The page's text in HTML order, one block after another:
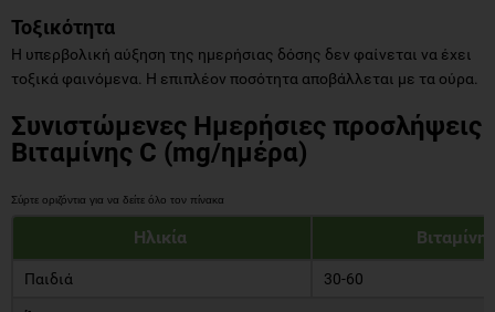
Τοξικότητα
Η υπερβολική αύξηση της ημερήσιας δόσης δεν φαίνεται να έχει
τοξικά φαινόμενα. Η επιπλέον ποσότητα αποβάλλεται με τα ούρα.
Συνιστώμενες Ημερήσιες προσλήψεις
Βιταμίνης C (mg/ημέρα)
Ηλικία Βιταμίνη
Παιδιά 30-60